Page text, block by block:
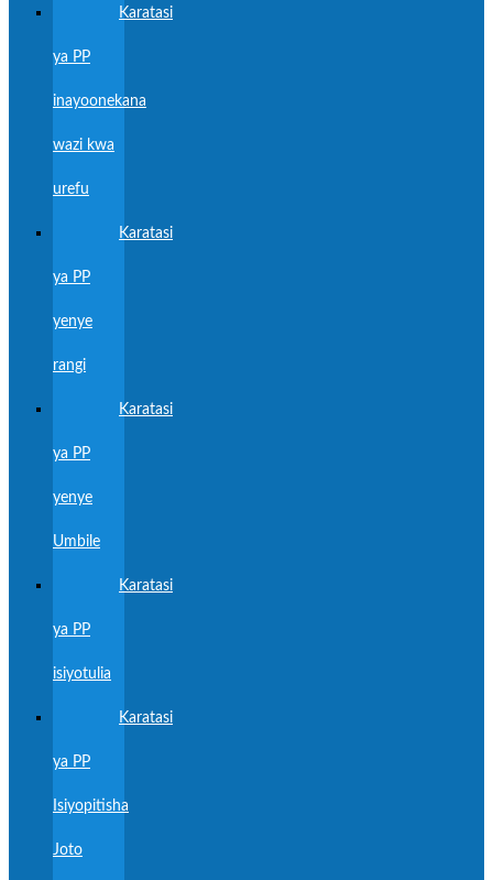
Karatasi
ya PP
inayoonekana
wazi kwa
urefu
Karatasi
ya PP
yenye
rangi
Karatasi
ya PP
yenye
Umbile
Karatasi
ya PP
isiyotulia
Karatasi
ya PP
Isiyopitisha
Joto